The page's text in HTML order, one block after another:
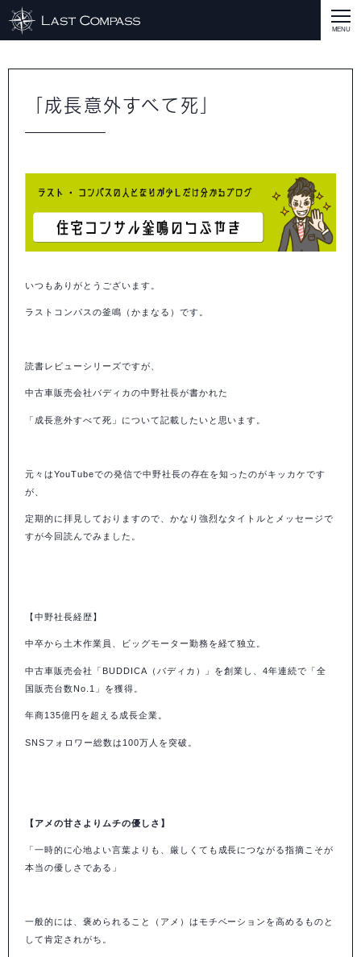
CASE
SERVICE MENU
STAFF BLOG
SEMINAR
すべての説明会情報
事業開発に関して
に関して
に関して
に関して
コストに関して
RECRUIT
INQUERY
「成長意外すべて死」
いつもありがとうございます。
ラストコンパスの釜鳴（かまなる）です。
読書レビューシリーズですが、
中古車販売会社バディカの中野社長が書かれた
「成長意外すべて死」について記載したいと思います。
元々はYouTubeでの発信で中野社長の存在を知ったのがキッカケです
が、
定期的に拝見しておりますので、かなり強烈なタイトルとメッセージで
すが今回読んでみました。
【中野社長経歴】
中卒から土木作業員、ビッグモーター勤務を経て独立。
中古車販売会社「 BUDDICA （バディカ）」を創業し、4年連続で「全
国販売台数No.1 」を獲得。
年商135億円を超える成長企業。
SNSフォロワー総数は 100万人を突破。
【アメの甘さよりムチの優しさ】
「一時的に心地よい言葉よりも、厳しくても成長につながる指摘こそが
本当の優しさである」
一般的には、褒められること（アメ）はモチベーションを高めるものと
して肯定されがち。